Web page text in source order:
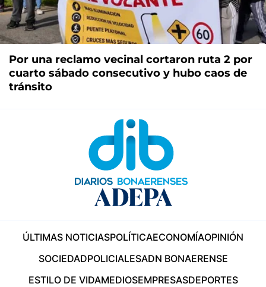
Por una reclamo vecinal cortaron ruta 2 por
cuarto sábado consecutivo y hubo caos de
tránsito
ÚLTIMAS NOTICIASPOLÍTICAECONOMÍAOPINIÓN
SOCIEDADPOLICIALESADN BONAERENSE
ESTILO DE VIDAMEDIOSEMPRESASDEPORTES